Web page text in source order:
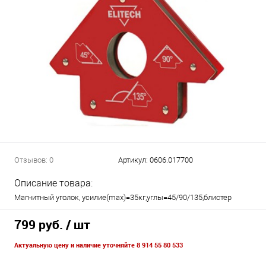
Отзывов: 0 Артикул: 0606.017700
Описание товара:
Магнитный уголок, усилие(max)=35кг,углы=45/90/135,блистер
799 руб. / шт
Актуальную цену и наличие уточняйте 8 914 55 80 533